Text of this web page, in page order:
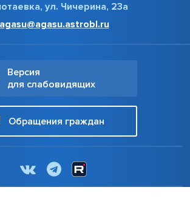
ул. Чичерина, 23а
agasu@agasu.astrobl.ru
Версия
для слабовидящих
Обращения граждан